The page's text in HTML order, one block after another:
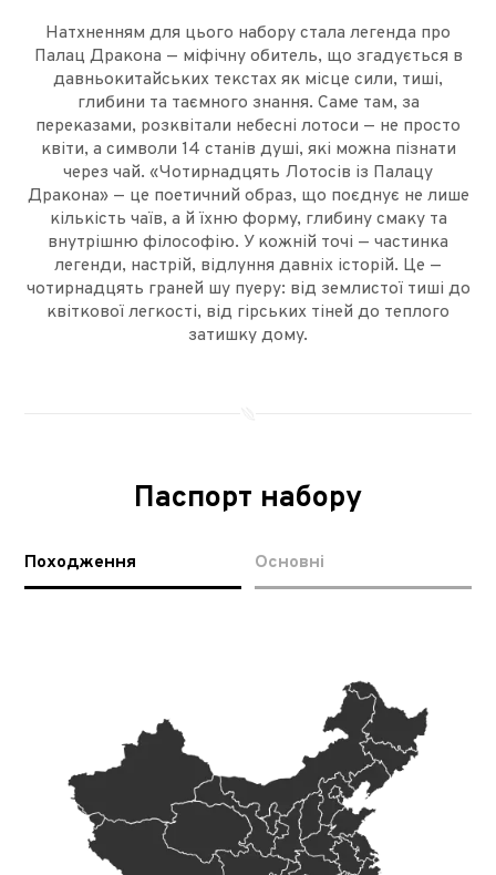
Натхненням для цього набору стала легенда про
Палац Дракона — міфічну обитель, що згадується в
давньокитайських текстах як місце сили, тиші,
глибини та таємного знання. Саме там, за
переказами, розквітали небесні лотоси — не просто
квіти, а символи 14 станів душі, які можна пізнати
через чай. «Чотирнадцять Лотосів із Палацу
Дракона» — це поетичний образ, що поєднує не лише
кількість чаїв, а й їхню форму, глибину смаку та
внутрішню філософію. У кожній точі — частинка
легенди, настрій, відлуння давніх історій. Це —
чотирнадцять граней шу пуеру: від землистої тиші до
квіткової легкості, від гірських тіней до теплого
затишку дому.
Паспорт набору
Походження Основні